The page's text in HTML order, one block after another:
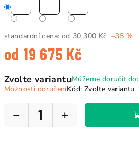
standardní cena: od 30 300 Kč –35 %
od 19 675 Kč
cena:
Zvolte variantuMůžeme doručit do:
Možnosti doručeníKód: Zvolte variantu
+
−